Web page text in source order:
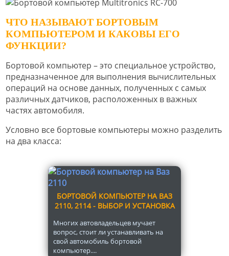
ЧТО НАЗЫВАЮТ БОРТОВЫМ
КОМПЬЮТЕРОМ И КАКОВЫ ЕГО
ФУНКЦИИ?
Бортовой компьютер – это специальное устройство,
предназначенное для выполнения вычислительных
операций на основе данных, полученных с самых
различных датчиков, расположенных в важных
частях автомобиля.
Условно все бортовые компьютеры можно разделить
на два класса:
БОРТОВОЙ КОМПЬЮТЕР НА ВАЗ
2110, 2114 - ВЫБОР И УСТАНОВКА
Многих автовладельцев мучает
вопрос, стоит ли устанавливать на
свой автомобиль бортовой
компьютер....